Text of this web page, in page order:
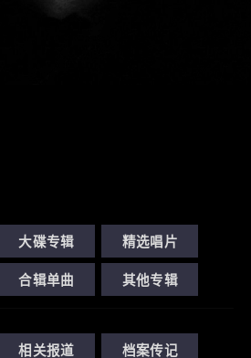
大碟专辑 精选唱片
合辑单曲 其他专辑
相关报道 档案传记